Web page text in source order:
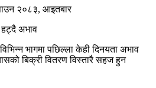
२०८३, आइतबार
भागमा पछिल्ला केही दिनयता अभाव
बिक्री वितरण विस्तारै सहज हुन